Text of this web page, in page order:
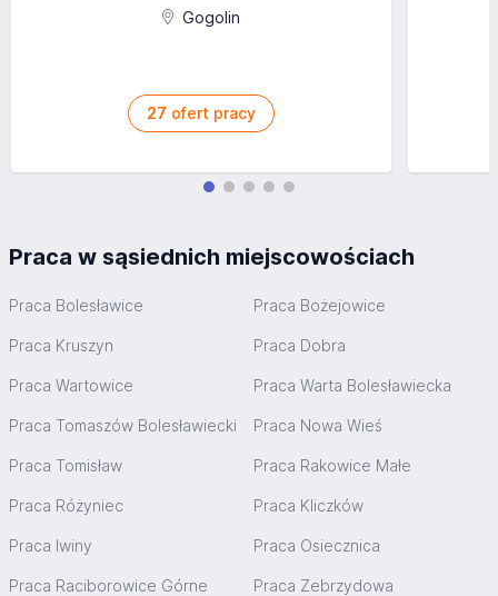
Gogolin
27 ofert pracy
Praca w sąsiednich miejscowościach
Praca Bolesławice Praca Bożejowice
Praca Kruszyn Praca Dobra
Praca Wartowice Praca Warta Bolesławiecka
Praca Tomaszów Bolesławiecki Praca Nowa Wieś
Praca Tomisław Praca Rakowice Małe
Praca Różyniec Praca Kliczków
Praca Iwiny Praca Osiecznica
Praca Raciborowice Górne Praca Zebrzydowa